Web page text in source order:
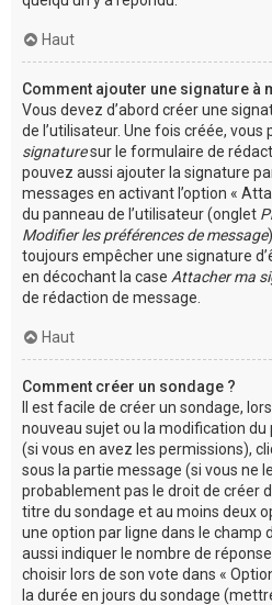
Haut
Comment ajouter une signature à
Vous devez d’abord créer une
de l’utilisateur. Une fois créée, vous
signaturesur le formulaire de
pouvez aussi ajouter la signature
messages en activant l’option «
du panneau de l’utilisateur (onglet
Modifier les préférences de message
toujours empêcher une signature
en décochant la case Attacher ma
de rédaction de message.
Haut
Comment créer un sondage ?
Il est facile de créer un sondage,
nouveau sujet ou la modification du
(si vous en avez les permissions),
sous la partie message (si vous ne
probablement pas le droit de créer
titre du sondage et au moins deux
une option par ligne dans le champ
aussi indiquer le nombre de
choisir lors de son vote dans «
la durée en jours du sondage